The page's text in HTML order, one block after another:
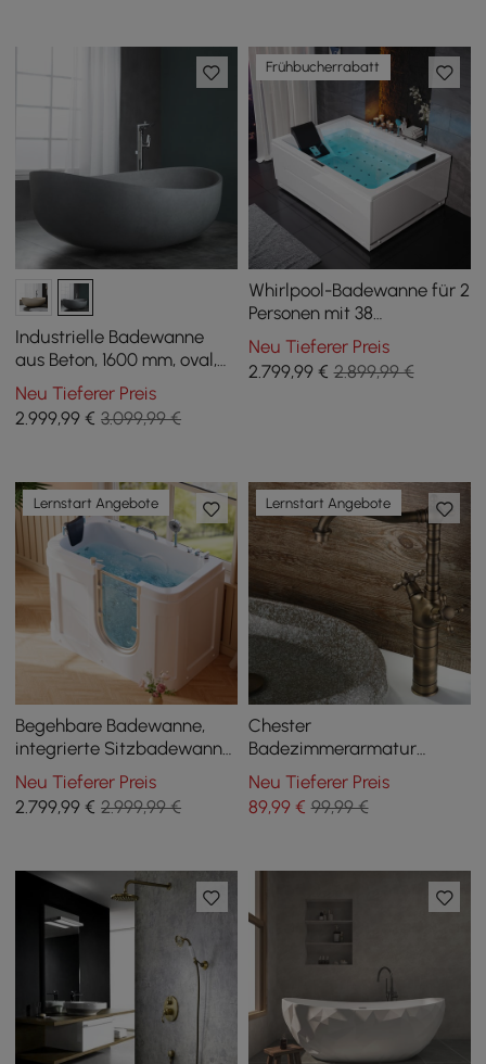
Industrielle Badewanne
aus Beton, 1600 mm, oval,
freistehend, Zement, Grau
Neu Tieferer Preis
2.999,99 € 3.099,99 €
Frühbucherrabatt
Whirlpool-Badewanne für 2
Personen mit 38
Massagedüsen und
Temperaturregelung, 182
cm
Neu Tieferer Preis
2.799,99€ 2.899,99 €
Lernstart Angebote
Begehbare Badewanne,
integrierte Sitzbadewanne,
Luftdüsen und Whirlpool-
Massagedüsen mit
Thermostatsteuerung
Neu Tieferer Preis
2.799,99 € 2.999,99 €
Lernstart Angebote
Chester
Badezimmerarmatur
klassischer Stil
Doppelkreuzgriff Einloch
Neu Tieferer Preis
89,99€ 99,99 €